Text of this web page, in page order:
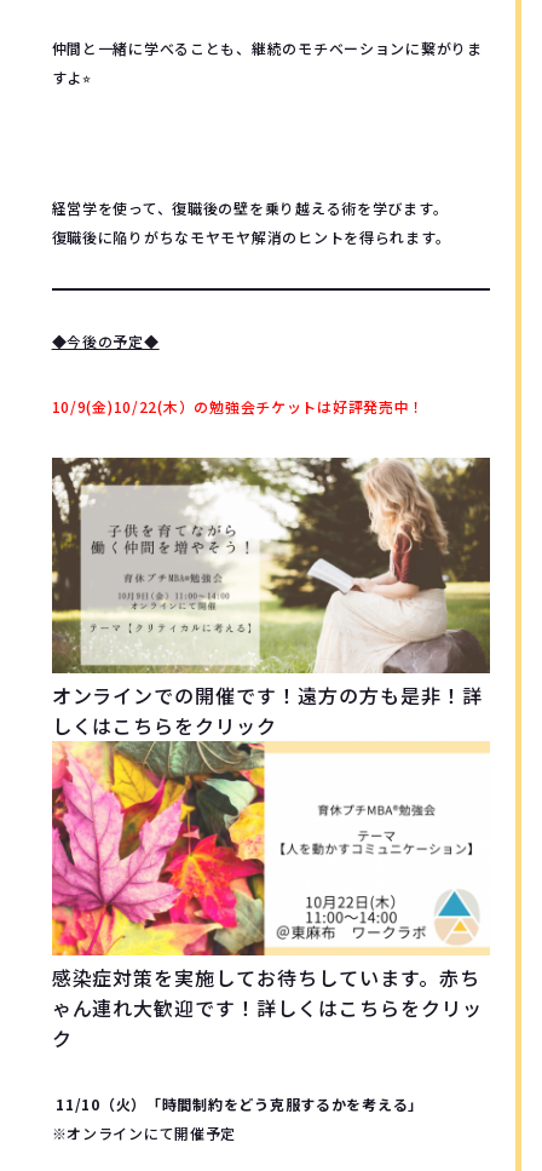
仲間と一緒に学べることも、継続のモチベーションに繋がりま
すよ⭐︎
経営学を使って、復職後の壁を乗り越える術を学びます。
復職後に陥りがちなモヤモヤ解消のヒントを得られます。
◆今後の予定◆
10/9(金)10/22(木）の勉強会チケットは好評発売中！
オンラインでの開催です！遠方の方も是非！詳
しくはこちらをクリック
感染症対策を実施してお待ちしています。赤ち
ゃん連れ大歓迎です！詳しくはこちらをクリッ
ク
11/10（火）「時間制約をどう克服するかを考える」
※オンラインにて開催予定